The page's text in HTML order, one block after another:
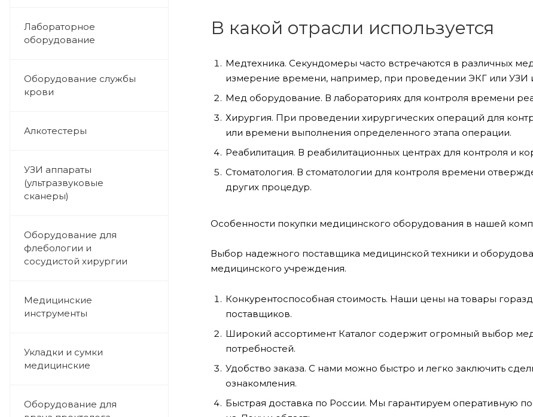
Лабораторное
оборудование
Оборудование службы
крови
Алкотестеры
УЗИ аппараты
(ультразвуковые
сканеры)
Оборудование для
флебологии и
сосудистой хирургии
Медицинские
инструменты
Укладки и сумки
медицинские
Оборудование для
В какой отрасли используется
Медтехника. Секундомеры часто встречаются в различных
измерение времени, например, при проведении ЭКГ или УЗИ
Мед оборудование. В лабораториях для контроля времени
Хирургия. При проведении хирургических операций для
или времени выполнения определенного этапа операции.
Реабилитация. В реабилитационных центрах для контроля и
Стоматология. В стоматологии для контроля времени
других процедур.
Особенности покупки медицинского оборудования в нашей
Выбор надежного поставщика медицинской техники и
медицинского учреждения.
Конкурентоспособная стоимость. Наши цены на товары
поставщиков.
Широкий ассортимент Каталог содержит огромный выбор
потребностей.
Удобство заказа. С нами можно быстро и легко заключить
ознакомления.
Быстрая доставка по России. Мы гарантируем оперативную